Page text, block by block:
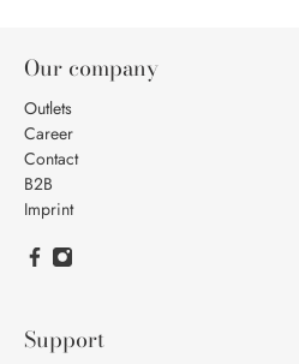
Our company
Outlets
Career
Contact
B2B
Imprint
Support